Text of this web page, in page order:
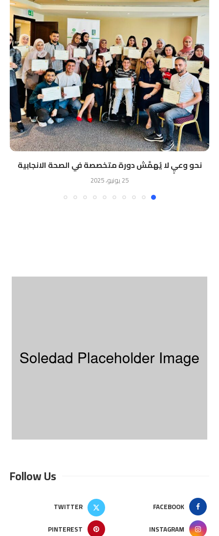
نحو وعيٍ لا يُهمَّش دورة متخصصة في الصحة الانجابية
25 يونيو، 2025
Follow Us
FACEBOOK
TWITTER
INSTAGRAM
PINTEREST